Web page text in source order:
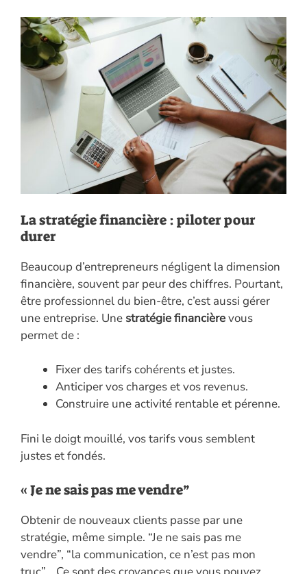
La stratégie financière : piloter pour
durer
Beaucoup d’entrepreneurs négligent la dimension
financière, souvent par peur des chiffres. Pourtant,
être professionnel du bien-être, c’est aussi gérer
une entreprise. Une stratégie financièrevous
permet de :
Fixer des tarifs cohérents et justes.
Anticiper vos charges et vos revenus.
Construire une activité rentable et pérenne.
Fini le doigt mouillé, vos tarifs vous semblent
justes et fondés.
« Je ne sais pas me vendre”
Obtenir de nouveaux clients passe par une
stratégie, même simple. “Je ne sais pas me
vendre”, “la communication, ce n’est pas mon